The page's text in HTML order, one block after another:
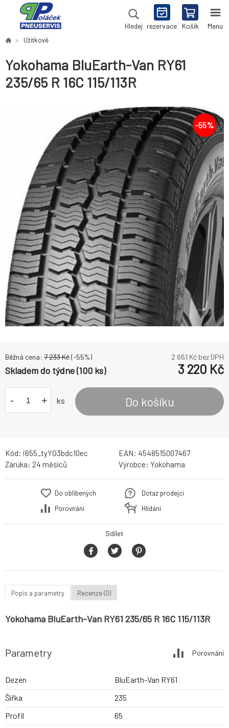
Hledej rezervace Košík Menu
Užitkové
Yokohama BluEarth-Van RY61
235/65 R 16C 115/113R
-55%
Běžná cena: 7 233Kč(-55%) 2 661 Kč bez DPH
Skladem do týdne (100 ks) 3 220 Kč
- + ks Do košíku
Kód: i655_tyYO3bdc10ec EAN: 4548515007467
Záruka: 24 měsíců Výrobce: Yokohama
Do oblíbených
Porovnání
Dotaz prodejci
Hlídání
Sdílet
Popis a parametry Recenze (0)
Yokohama BluEarth-Van RY61 235/65 R 16C 115/113R
Parametry Porovnání
Dezen
BluEarth-Van RY61
Šířka
235
Profil
65